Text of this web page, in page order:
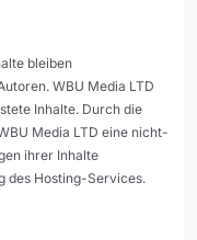
bleiben
WBU Media LTD
Inhalte. Durch die
Media LTD eine nicht-
ihrer Inhalte
des Hosting-Services.